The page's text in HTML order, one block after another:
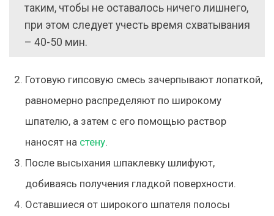
таким, чтобы не оставалось ничего лишнего,
при этом следует учесть время схватывания
– 40-50 мин.
Готовую гипсовую смесь зачерпывают лопаткой,
равномерно распределяют по широкому
шпателю, а затем с его помощью раствор
наносят на стену.
После высыхания шпаклевку шлифуют,
добиваясь получения гладкой поверхности.
Оставшиеся от широкого шпателя полосы